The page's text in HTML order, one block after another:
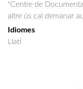
"Centre de
altre ús cal demanar
Idiomes
Llatí